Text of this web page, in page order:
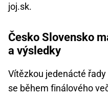
joj.sk.
Česko Slovensko
a výsledky
Vítězkou jedenácté
se během finálového